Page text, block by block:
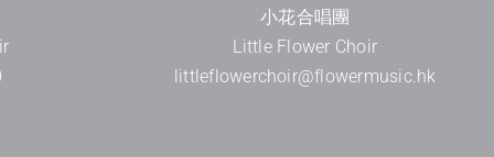
小花合唱團
Little Flower Choir
littleflowerchoir@flowermusic.hk